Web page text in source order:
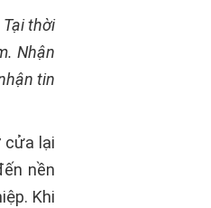
thời
Nhận
tin
cửa lại
nền
Khi